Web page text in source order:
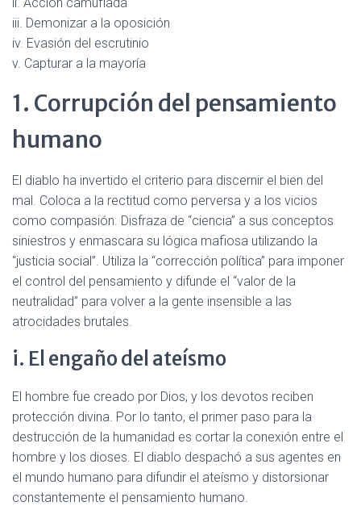
iii. Demonizar a la oposición
iv. Evasión del escrutinio
v. Capturar a la mayoría
1. Corrupción del pensamiento
humano
El diablo ha invertido el criterio para discernir el bien del
mal. Coloca a la rectitud como perversa y a los vicios
como compasión. Disfraza de “ciencia” a sus conceptos
siniestros y enmascara su lógica mafiosa utilizando la
“justicia social”. Utiliza la “corrección política” para imponer
el control del pensamiento y difunde el “valor de la
neutralidad” para volver a la gente insensible a las
atrocidades brutales.
i. El engaño del ateísmo
El hombre fue creado por Dios, y los devotos reciben
protección divina. Por lo tanto, el primer paso para la
destrucción de la humanidad es cortar la conexión entre el
hombre y los dioses. El diablo despachó a sus agentes en
el mundo humano para difundir el ateísmo y distorsionar
constantemente el pensamiento humano.